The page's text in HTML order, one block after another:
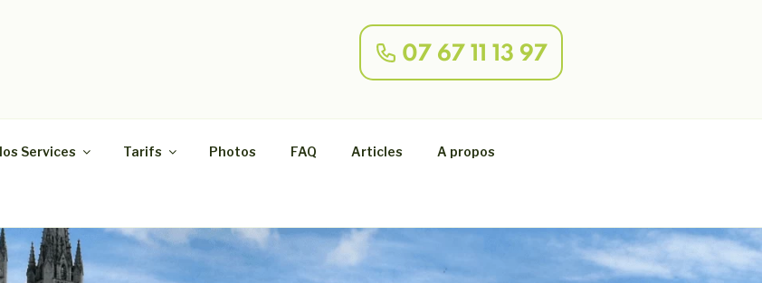
appartements, caves, greniers et bureaux dans toutes la France.
07 67 11 13 97
Services Tarifs Photos FAQ Articles A propos